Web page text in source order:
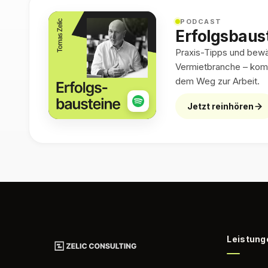
PODCAST
Praxis-Tipps und
Vermietbranche –
dem Weg zur Arbeit.
Jetzt reinhören